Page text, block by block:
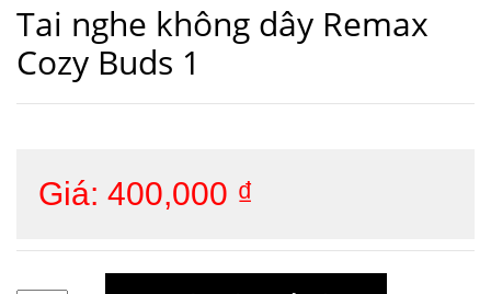
Tai nghe không dây Remax
Cozy Buds 1
Giá: 400,000 ₫